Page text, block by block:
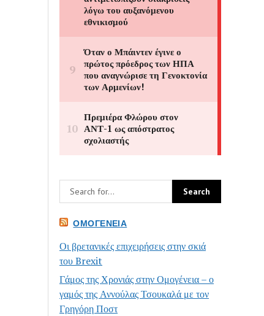
ΟΜΟΓΈΝΕΙΑ
Οι βρετανικές επιχειρήσεις στην σκιά
του Brexit
Γάμος της Χρονιάς στην Ομογένεια – ο
γαμός της Αννούλας Τσουκαλά με τον
Γρηγόρη Ποστ